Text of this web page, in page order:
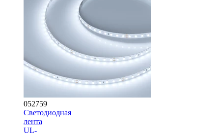
052759
Светодиодная
лента
UL-